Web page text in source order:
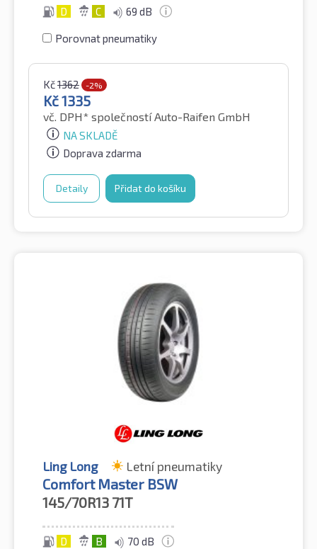
D C 69 dB
Porovnat pneumatiky
Kč1362 -2%
Kč1335
vč. DPH* společností Auto-Raifen GmbH
NA SKLADĚ
Doprava zdarma
Detaily Přidat do košíku
Ling Long Letní pneumatiky
Comfort Master BSW
145/70R13 71T
D B 70 dB